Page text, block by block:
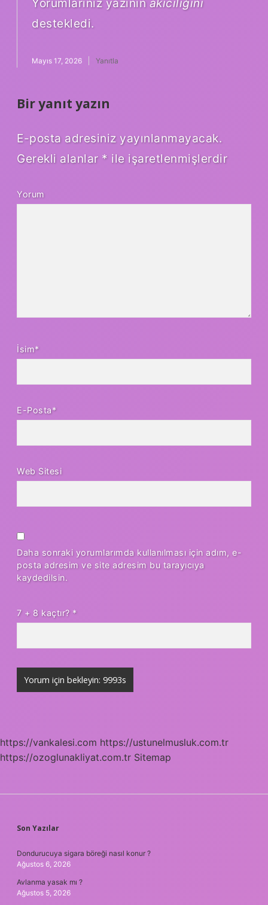
Yorumlarınız yazının akıcılığını
destekledi.
Mayıs 17, 2026 Yanıtla
Bir yanıt yazın
E-posta adresiniz yayınlanmayacak.
Gerekli alanlar * ile işaretlenmişlerdir
Yorum
İsim*
E-Posta*
Web Sitesi
Daha sonraki yorumlarımda kullanılması için adım, e-
posta adresim ve site adresim bu tarayıcıya
kaydedilsin.
7 + 8 kaçtır? *
https://vankalesi.com https://ustunelmusluk.com.tr
https://ozoglunakliyat.com.tr Sitemap
SIDEBAR
Son Yazılar
Dondurucuya sigara böreği nasıl konur ?
Ağustos 6, 2026
Avlanma yasak mı ?
Ağustos 5, 2026